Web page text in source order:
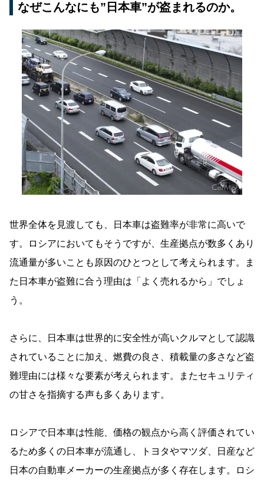
なぜこんなにも”日本車”が盗まれるのか。
世界全体を見渡しても、日本車は盗難率が非常に高いで
す。ロシアにおいてもそうですが、生産拠点が数多くあり
流通量が多いことも原因のひとつとして考えられます。ま
た日本車が盗難に合う理由は「よく売れるから」でしょ
う。
さらに、日本車は世界的に安全性が高いクルマとして認識
されていることに加え、燃費の良さ、積載量の多さなど盗
難理由には様々な要素が考えられます。またセキュリティ
の甘さを指摘する声も多くあります。
ロシアで日本車は性能、価格の観点から高く評価されてい
るため多くの日本車が流通し、トヨタやマツダ、日産など
日本の自動車メーカーの生産拠点が多く存在します。ロシ